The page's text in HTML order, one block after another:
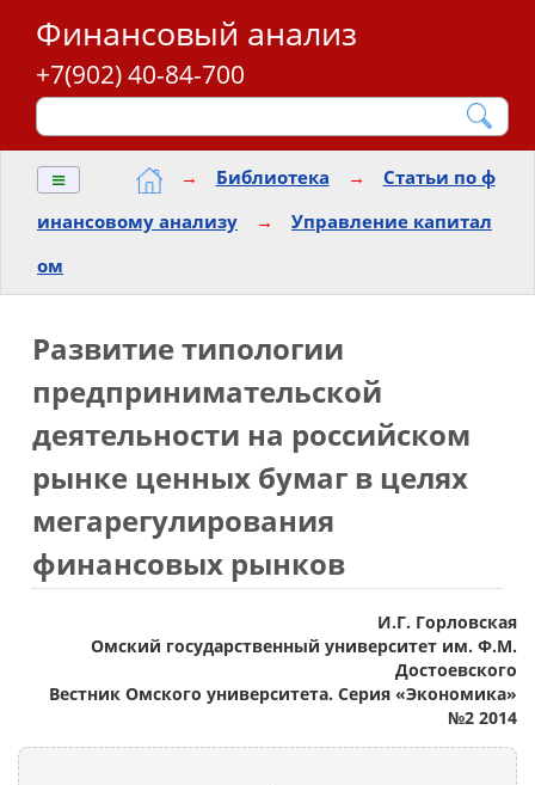
Финансовый анализ
+7(902) 40-84-700
≡ → Библиотека →
Статьи по ф
инансовому анализу
→
Управление капитал
ом
Развитие типологии
предпринимательской
деятельности на российском
рынке ценных бумаг в целях
мегарегулирования
финансовых рынков
И.Г. Горловская
Омский государственный университет им. Ф.М.
Достоевского
Вестник Омского университета. Серия «Экономика»
№2 2014